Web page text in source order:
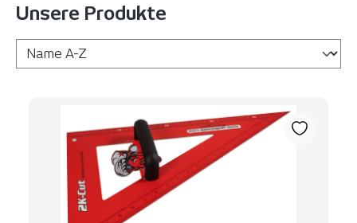
Unsere Produkte